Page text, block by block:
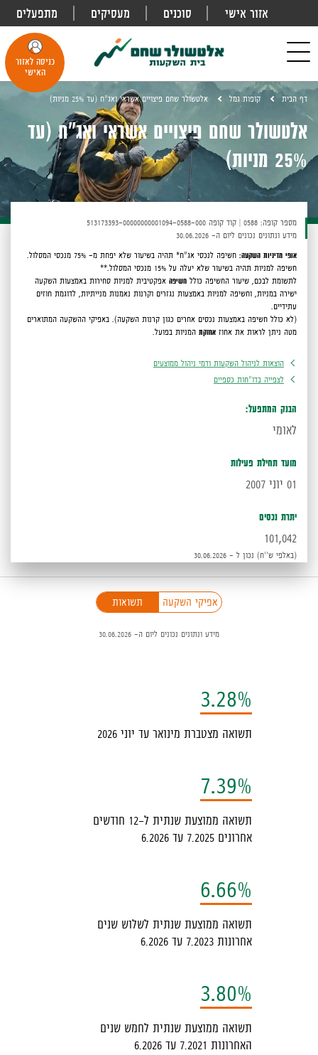
אזור אישי סוכנים מעסיקים מתפעלים
navigation
כניסה לאזור
האישי
אלטשולר שחם פיצויים אשראי ואג"ח (עד
25% מניות)
דף הבית קופות גמל אלטשולר שחם פיצויים אשראי ואג"ח (עד 25% מניות)
מספר קופה: 0588 | קוד קופה 513173393-00000000001094-0588-000
מידע ונתונים נכונים ליום ה- 30.06.2026
אופי מדיניות השקעה:
חשיפה לנכסי אג"ח* תהיה בשיעור שלא יפחת מ- 75% מנכסי המסלול.
חשיפה למניות תהיה בשיעור שלא יעלה על 15% מנכסי המסלול.**
לתשומת לבכם, שיעור החשיפה כולל חשיפה אפקטיבית למניות סחירות באמצעות השקעה
ישירה במניות, וחשיפה למניות באמצעות נגזרים וקרנות נאמנות מנייתיות, לדוגמת חוזים
עתידיים.
(לא כולל חשיפה באמצעות נכסים אחרים כגון קרנות השקעה). באפיקי ההשקעה המתוארים
מטה ניתן לראות את אחוז אחזקת המניות בפועל.
הוצאות לניהול השקעות ודמי ניהול ממוצעים
לצפייה בדו"חות כספיים
הבנק המתפעל:
לאומי
מועד תחילת פעילות
01 יוני 2007
יתרת נכסים
101,042
(באלפי ש''ח) נכון ל - 30.06.2026
אפיקי השקעה תשואות
מידע ונתונים נכונים ליום ה- 30.06.2026
3.28%
תשואה מצטברת מינואר עד יוני 2026
7.39%
תשואה ממוצעת שנתית ל-12 חודשים
אחרונים 7.2025 עד 6.2026
6.66%
תשואה ממוצעת שנתית לשלוש שנים
אחרונות 7.2023 עד 6.2026
3.80%
תשואה ממוצעת שנתית לחמש שנים
האחרונות 7.2021 עד 6.2026